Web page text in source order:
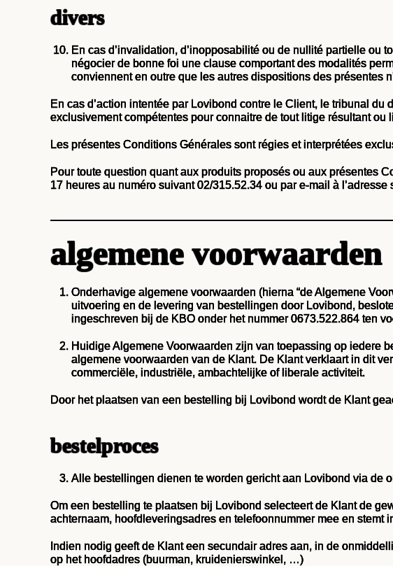
divers
En cas d’invalidation, d’inopposabilité ou de nullité partielle ou
négocier de bonne foi une clause comportant des modalités
conviennent en outre que les autres dispositions des présentes
En cas d’action intentée par Lovibond contre le Client, le tribunal
exclusivement compétentes pour connaitre de tout litige résultant
Les présentes Conditions Générales sont régies et interprétées
Pour toute question quant aux produits proposés ou aux présentes
17 heures au numéro suivant 02/315.52.34 ou par e-mail à
algemene voorwaarden
Onderhavige algemene voorwaarden (hierna “de Algemene
uitvoering en de levering van bestellingen door Lovibond,
ingeschreven bij de KBO onder het nummer 0673.522.864 ten
Huidige Algemene Voorwaarden zijn van toepassing op iedere
algemene voorwaarden van de Klant. De Klant verklaart in dit
commerciële, industriële, ambachtelijke of liberale activiteit.
Door het plaatsen van een bestelling bij Lovibond wordt de Klant
bestelproces
Alle bestellingen dienen te worden gericht aan Lovibond via de
Om een bestelling te plaatsen bij Lovibond selecteert de Klant de
achternaam, hoofdleveringsadres en telefoonnummer mee en
Indien nodig geeft de Klant een secundair adres aan, in de
op het hoofdadres (buurman, kruidenierswinkel, …)